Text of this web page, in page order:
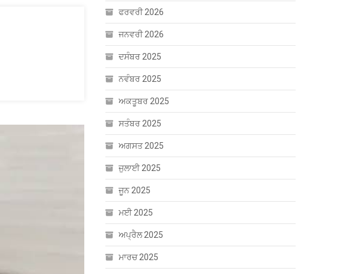
ਫਰਵਰੀ 2026
ਜਨਵਰੀ 2026
ਦਸੰਬਰ 2025
ਨਵੰਬਰ 2025
ਅਕਤੂਬਰ 2025
ਸਤੰਬਰ 2025
ਅਗਸਤ 2025
ਜੁਲਾਈ 2025
ਜੂਨ 2025
ਮਈ 2025
ਅਪ੍ਰੈਲ 2025
ਮਾਰਚ 2025